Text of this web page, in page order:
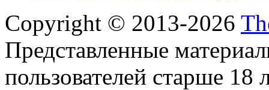
Copyright © 2013-2026
Представленные
пользователей старше 18